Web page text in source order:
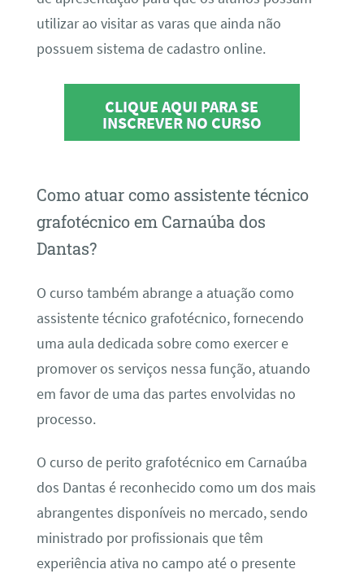
utilizar ao visitar as varas que ainda não
possuem sistema de cadastro online.
CLIQUE AQUI PARA SE
INSCREVER NO CURSO
Como atuar como assistente técnico
grafotécnico em Carnaúba dos
Dantas?
O curso também abrange a atuação como
assistente técnico grafotécnico, fornecendo
uma aula dedicada sobre como exercer e
promover os serviços nessa função, atuando
em favor de uma das partes envolvidas no
processo.
O curso de perito grafotécnico em Carnaúba
dos Dantas é reconhecido como um dos mais
abrangentes disponíveis no mercado, sendo
ministrado por profissionais que têm
experiência ativa no campo até o presente